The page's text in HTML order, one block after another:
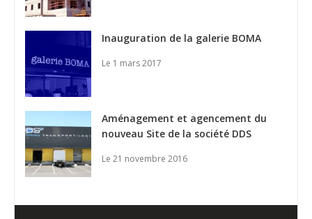
Inauguration de la galerie BOMA
Le 1 mars 2017
Aménagement et agencement du
nouveau Site de la société DDS
Le 21 novembre 2016